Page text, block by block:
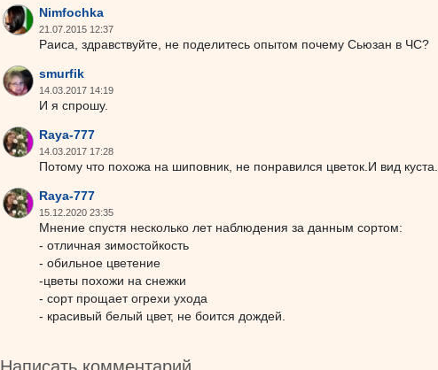
Nimfochka
21.07.2015 12:37
Раиса, здравствуйте, не поделитесь опытом почему Сьюзан в ЧС?
smurfik
14.03.2017 14:19
И я спрошу.
Raya-777
14.03.2017 17:28
Потому что похожа на шиповник, не понравился цветок.И вид куста.
Raya-777
15.12.2020 23:35
Мнение спустя несколько лет наблюдения за данным сортом:
- отличная зимостойкость
- обильное цветение
-цветы похожи на снежки
- сорт прощает огрехи ухода
- красивый белый цвет, не боится дождей.